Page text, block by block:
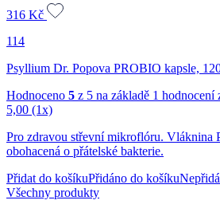
316 Kč
114
Psyllium Dr. Popova PROBIO kapsle,
Hodnoceno 5 z 5 na základě 1 hodnocení
5,00 (1x)
Pro zdravou střevní mikroflóru. Vláknina
obohacená o přátelské bakterie.
Přidat do košíkuPřidáno do košíku
Všechny produkty